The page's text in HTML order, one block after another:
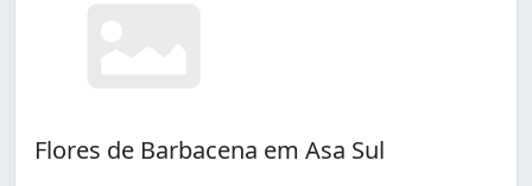
Flores de Barbacena em Asa Sul